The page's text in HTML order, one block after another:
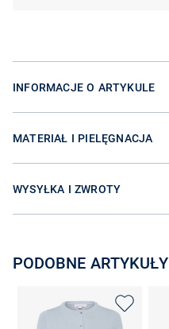
INFORMACJE O ARTYKULE
MATERIAŁ I PIELĘGNACJA
WYSYŁKA I ZWROTY
PODOBNE ARTYKUŁY